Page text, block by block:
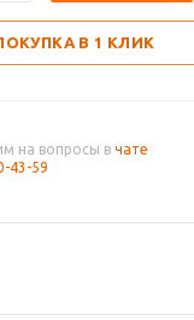
В 1 КЛИК
на вопросы в чате
43-59